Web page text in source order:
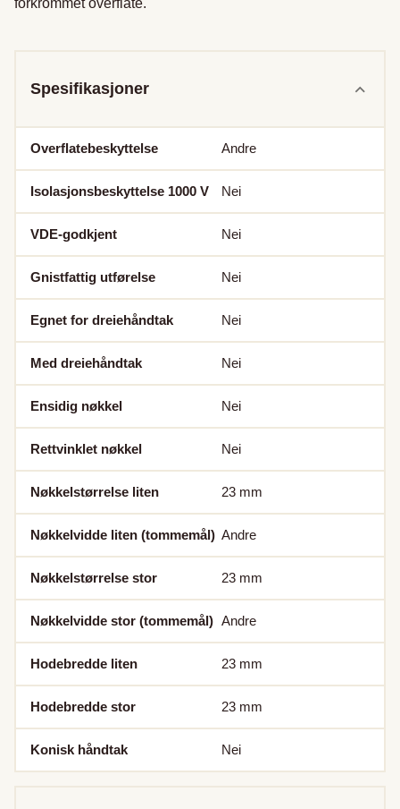
forkrommet overflate.
Spesifikasjoner
Overflatebeskyttelse Andre
Isolasjonsbeskyttelse 1000 V Nei
VDE-godkjent Nei
Gnistfattig utførelse Nei
Egnet for dreiehåndtak Nei
Med dreiehåndtak Nei
Ensidig nøkkel Nei
Rettvinklet nøkkel Nei
Nøkkelstørrelse liten 23 mm
Nøkkelvidde liten (tommemål) Andre
Nøkkelstørrelse stor 23 mm
Nøkkelvidde stor (tommemål) Andre
Hodebredde liten 23 mm
Hodebredde stor 23 mm
Konisk håndtak Nei